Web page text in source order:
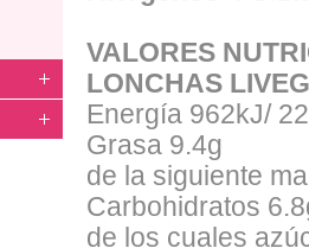
VALORES
LONCHAS LIVEG
Energía 962kJ/
Grasa 9.4g
de la siguiente
Carbohidratos
de los cuales